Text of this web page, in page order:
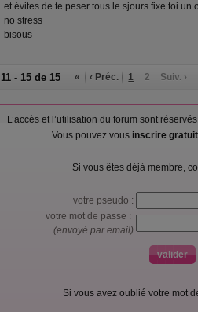
et évites de te peser tous le sjours fixe toi un
no stress
bisous
11 - 15 de 15 « ‹ Préc. 1 2 Suiv. ›
L’accès et l’utilisation du forum sont
Vous pouvez vous inscrire
Si vous êtes déjà membre,
votre pseudo :
votre mot de passe :
(envoyé par email)
Si vous avez oublié votre mot